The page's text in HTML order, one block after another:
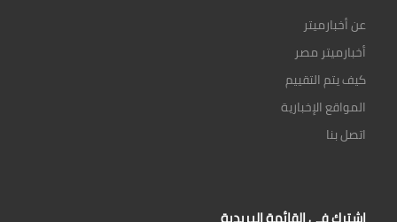
عن أخبارميتر
أخبارميتر مصر
كيف يتم التقييم
المواقع الإخبارية
اتصل بنا